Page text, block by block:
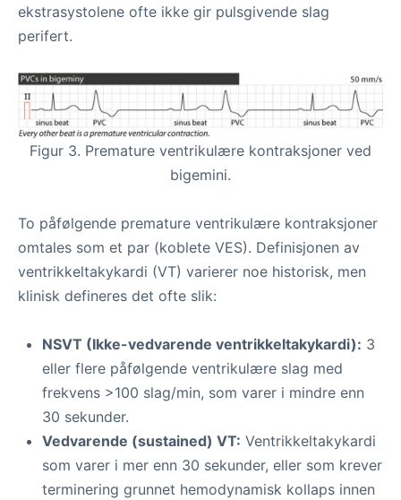
ekstrasystolene ofte ikke gir pulsgivende slag
perifert.
Figur 3. Premature ventrikulære kontraksjoner ved
bigemini.
To påfølgende premature ventrikulære kontraksjoner
omtales som et par (koblete VES). Definisjonen av
ventrikkeltakykardi (VT) varierer noe historisk, men
klinisk defineres det ofte slik:
NSVT (Ikke-vedvarende ventrikkeltakykardi): 3
eller flere påfølgende ventrikulære slag med
frekvens >100 slag/min, som varer i mindre enn
30 sekunder.
Vedvarende (sustained) VT: Ventrikkeltakykardi
som varer i mer enn 30 sekunder, eller som krever
terminering grunnet hemodynamisk kollaps innen